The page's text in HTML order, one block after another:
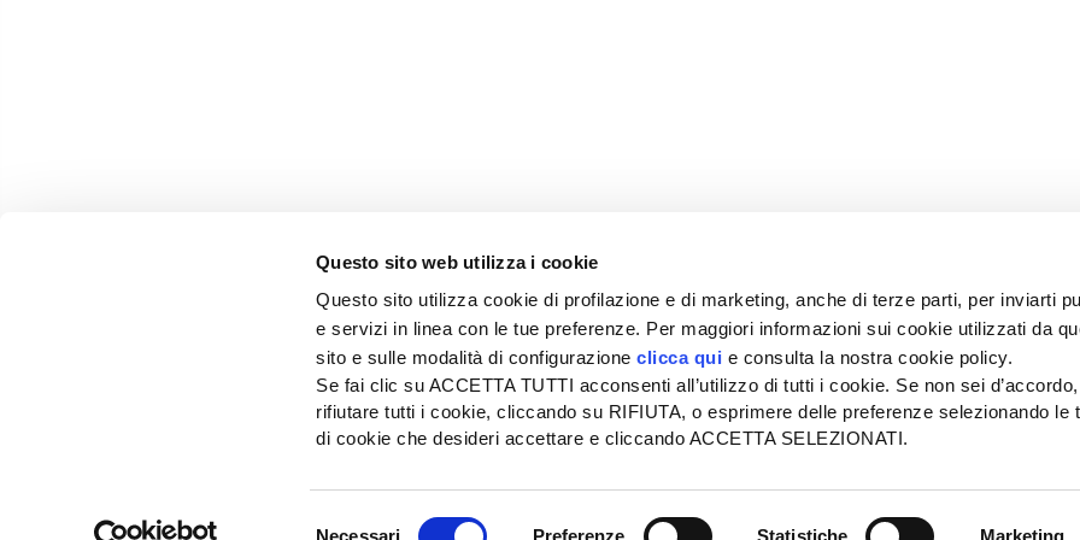
Questo sito web utilizza i cookie
Questo sito utilizza cookie di profilazione e di marketing, anche di terze parti, per inviarti
e servizi in linea con le tue preferenze. Per maggiori informazioni sui cookie utilizzati da
sito e sulle modalità di configurazioneclicca qui e consulta la nostra cookie policy.
Se fai clic su ACCETTA TUTTI acconsenti all’utilizzo di tutti i cookie. Se non sei
rifiutare tutti i cookie, cliccando su RIFIUTA, o esprimere delle preferenze selezionando le
di cookie che desideri accettare e cliccando ACCETTA SELEZIONATI.
Necessari Preferenze Statistiche Marketing
EDIZIONI L'INFORMATORE AGRARIO Srl
SEDE
Tel + 39.045.8057511
info@informatoreagrario.it
PUBBLICITÀ
Tel +
© 2026 Edizioni L'informatore Agrario S.r.l-Tutti i diritti riservati - Partita iva: 00230010233 Reg. imp. di Verona nr.